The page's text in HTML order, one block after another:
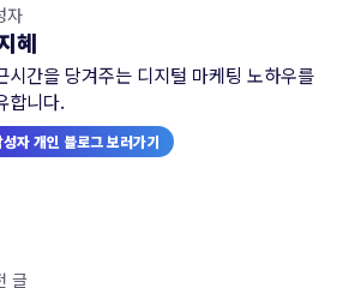
자
혜
시간을 당겨주는 디지털 마케팅 노하우를
합니다.
성자 개인 블로그 보러가기
글